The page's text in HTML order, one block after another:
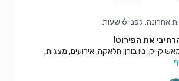
לפני 6 שעות
את הפירוט!
קייק, ניו בורן, חלאקה, אירועים, מצגות,